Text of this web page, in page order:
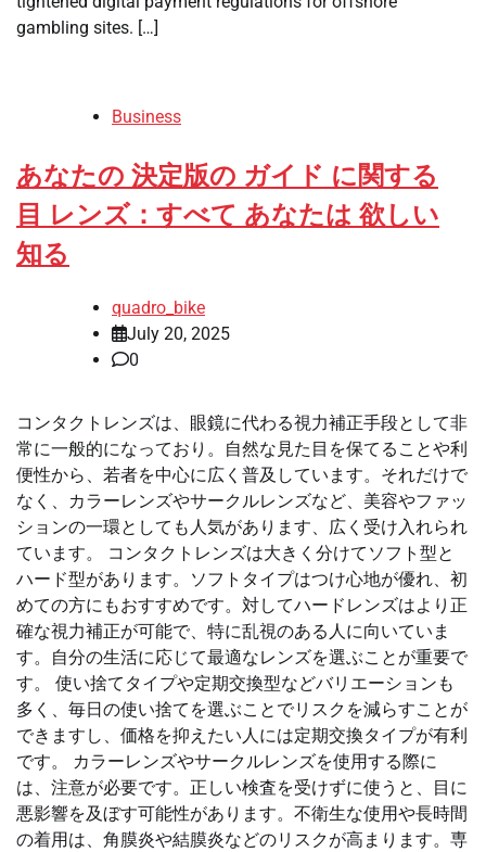
gambling sites. […]
Business
あなたの 決定版の ガイド に関する
目 レンズ：すべて あなたは 欲しい
知る
quadro_bike
July 20, 2025
0
コンタクトレンズは、眼鏡に代わる視力補正手段として非
常に一般的になっており。自然な見た目を保てることや利
便性から、若者を中心に広く普及しています。それだけで
なく、カラーレンズやサークルレンズなど、美容やファッ
ションの一環としても人気があります、広く受け入れられ
ています。 コンタクトレンズは大きく分けてソフト型と
ハード型があります。ソフトタイプはつけ心地が優れ、初
めての方にもおすすめです。対してハードレンズはより正
確な視力補正が可能で、特に乱視のある人に向いていま
す。自分の生活に応じて最適なレンズを選ぶことが重要で
す。 使い捨てタイプや定期交換型などバリエーションも
多く、毎日の使い捨てを選ぶことでリスクを減らすことが
できますし、価格を抑えたい人には定期交換タイプが有利
です。 カラーレンズやサークルレンズを使用する際に
は、注意が必要です。正しい検査を受けずに使うと、目に
悪影響を及ぼす可能性があります。不衛生な使用や長時間
の着用は、角膜炎や結膜炎などのリスクが高まります。専